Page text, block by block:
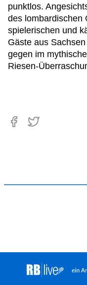
punktlos.
des lombardischen
spielerischen und
Gäste aus
gegen im
Riesen-